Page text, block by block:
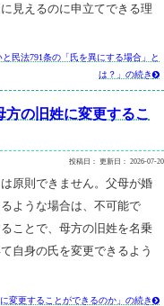
見えるのに申立てできる理
民法791条の「氏を異にする場合」と
は？」の続き
の旧姓に変更するこ
投稿日： 更新日： 2026-07-20
原則できません。父母が婚
ような場合は、不可能で
ことで、母方の旧姓を名乗
自身の氏を変更できるよう
変更することができるのか」の続き